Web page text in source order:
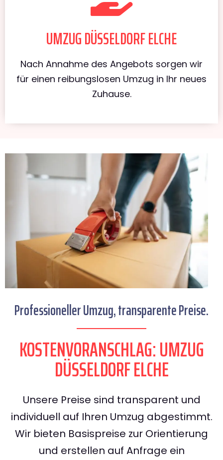
UMZUG DÜSSELDORF ELCHE
Nach Annahme des Angebots sorgen wir
für einen reibungslosen Umzug in Ihr neues
Zuhause.
Professioneller Umzug, transparente Preise.
KOSTENVORANSCHLAG: UMZUG
DÜSSELDORF ELCHE
Unsere Preise sind transparent und
individuell auf Ihren Umzug abgestimmt.
Wir bieten Basispreise zur Orientierung
und erstellen auf Anfrage ein